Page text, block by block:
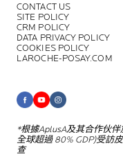
CONTACT US
SITE POLICY
CRM POLICY
DATA PRIVACY POLICY
COOKIES POLICY
LAROCHE-POSAY.COM
*根據AplusA及其合作伙
全球超過80% GDP)受訪
查